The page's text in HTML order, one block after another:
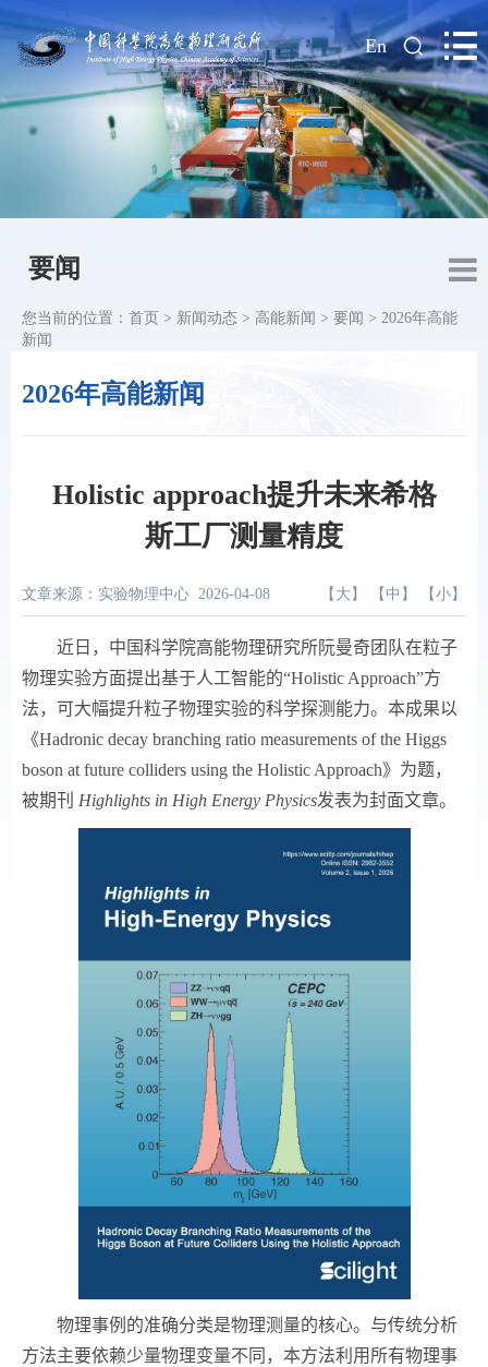
| En
要闻
2026年高能新闻
您当前的位置： 首页 > 新闻动态 > 高能新闻 > 要闻 > 2026年高能
新闻
Holistic approach提升未来希格
斯工厂测量精度
文章来源：实验物理中心 2026-04-08 【 大 】 【 中 】 【 小 】
近日，中国科学院高能物理研究所阮曼奇团队在粒子
物理实验方面提出基于人工智能的“Holistic Approach”方
法，可大幅提升粒子物理实验的科学探测能力。本成果以
《Hadronic decay branching ratio measurements of the Higgs
boson at future colliders using the Holistic Approach》为题，
被期刊 Highlights in High Energy Physics发表为封面文章。
物理事例的准确分类是物理测量的核心。与传统分析
方法主要依赖少量物理变量不同，本方法利用所有物理事